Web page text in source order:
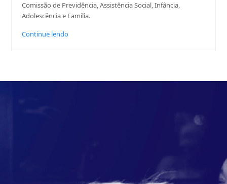
Comissão de Previdência, Assistência Social, Infância,
Adolescência e Família.
Continue lendo